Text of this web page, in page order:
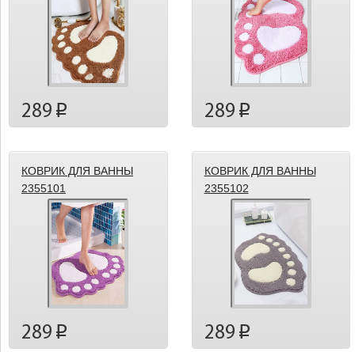
289 p 289 p
КОВРИК ДЛЯ ВАННЫ
2355101
289 p
КОВРИК ДЛЯ ВАННЫ
2355102
289 p